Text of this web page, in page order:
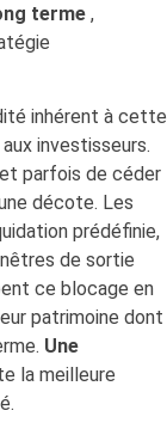
terme ,
inhérent à cette
investisseurs.
parfois de céder
décote. Les
prédéfinie,
de sortie
ce blocage en
patrimoine dont
Une
la meilleure